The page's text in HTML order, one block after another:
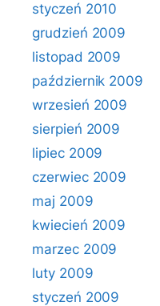
styczeń 2010
grudzień 2009
listopad 2009
październik 2009
wrzesień 2009
sierpień 2009
lipiec 2009
czerwiec 2009
maj 2009
kwiecień 2009
marzec 2009
luty 2009
styczeń 2009